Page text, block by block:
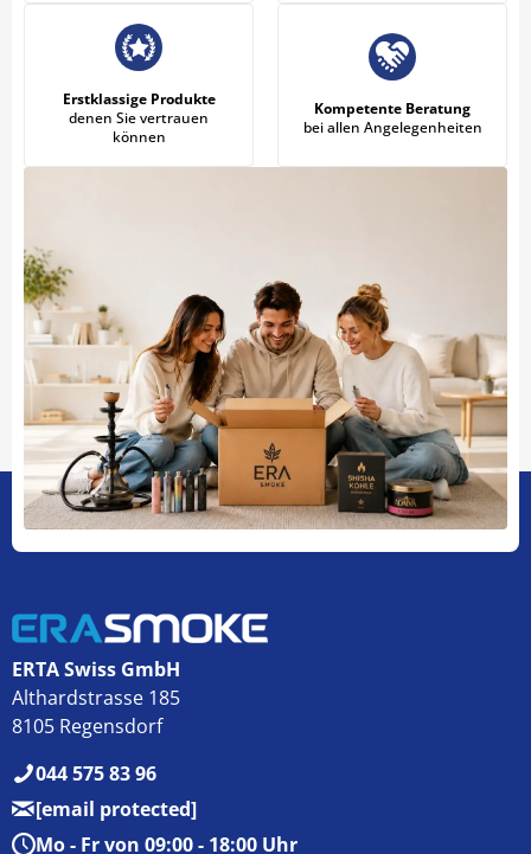
Erstklassige Produkte
denen Sie vertrauen
können
Kompetente Beratung
bei allen Angelegenheiten
ERTA Swiss GmbH
Althardstrasse 185
8105 Regensdorf
044 575 83 96
[email protected]
Mo - Fr von 09:00 - 18:00 Uhr